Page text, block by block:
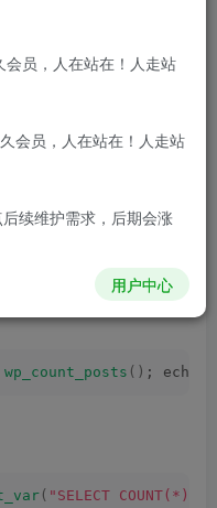
数、建站天数等等，可
示一个站点统计的小功
wp_count_posts () ; echo
( "SELECT COUNT(*)
员，人在站在！人走站
会员，人在站在！人走站
续维护需求，后期会涨
用户中心